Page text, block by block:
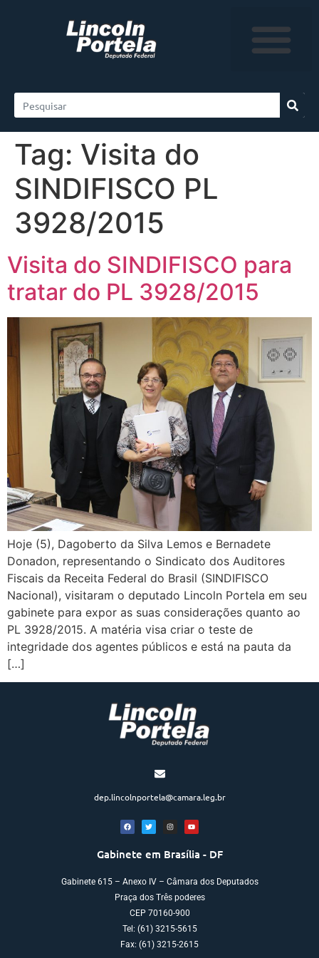
Tag: Visita do
SINDIFISCO PL
3928/2015
Visita do SINDIFISCO para
tratar do PL 3928/2015
Hoje (5), Dagoberto da Silva Lemos e Bernadete
Donadon, representando o Sindicato dos Auditores
Fiscais da Receita Federal do Brasil (SINDIFISCO
Nacional), visitaram o deputado Lincoln Portela em seu
gabinete para expor as suas considerações quanto ao
PL 3928/2015. A matéria visa criar o teste de
integridade dos agentes públicos e está na pauta da
[…]
dep.lincolnportela@camara.leg.br
Gabinete em Brasília - DF
Gabinete 615 – Anexo IV – Câmara dos Deputados
Praça dos Três poderes
CEP 70160-900
Tel: (61) 3215-5615
Fax: (61) 3215-2615